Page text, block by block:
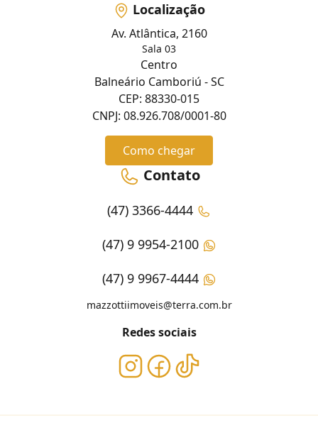
Localização
Av. Atlântica, 2160
Sala 03
Centro
Balneário Camboriú - SC
CEP: 88330-015
CNPJ: 08.926.708/0001-80
Como chegar
Contato
(47) 3366-4444
(47) 9 9954-2100
(47) 9 9967-4444
mazzottiimoveis@terra.com.br
Redes sociais